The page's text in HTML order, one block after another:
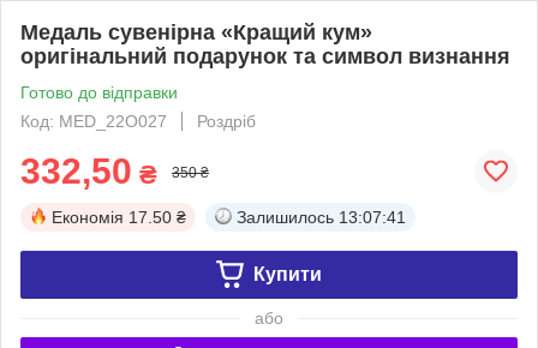
Медаль сувенірна «Кращий кум»
оригінальний подарунок та символ визнання
Готово до відправки
Код: MED_22O027
Роздріб
332,50 ₴ 350 ₴
Економія 17.50 ₴ Залишилось 13:07:41
Купити
або